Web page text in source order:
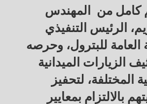
كامل من المهندس
الرئيس التنفيذي
العامة للبترول، وحرصه
الزيارات الميدانية
المختلفة، لتحفيز
بالالتزام بمعايير